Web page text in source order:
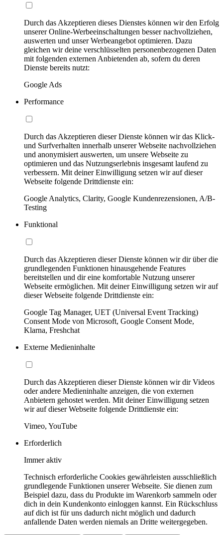
Durch das Akzeptieren dieses Dienstes können wir den Erfolg
unserer Online-Werbeeinschaltungen besser nachvollziehen,
auswerten und unser Werbeangebot optimieren. Dazu
gleichen wir deine verschlüsselten personenbezogenen Daten
mit folgenden externen Anbietenden ab, sofern du deren
Dienste bereits nutzt:
Google Ads
Performance
Durch das Akzeptieren dieser Dienste können wir das Klick-
und Surfverhalten innerhalb unserer Webseite nachvollziehen
und anonymisiert auswerten, um unsere Webseite zu
optimieren und das Nutzungserlebnis insgesamt laufend zu
verbessern. Mit deiner Einwilligung setzen wir auf dieser
Webseite folgende Drittdienste ein:
Google Analytics, Clarity, Google Kundenrezensionen, A/B-
Testing
Funktional
Durch das Akzeptieren dieser Dienste können wir dir über die
grundlegenden Funktionen hinausgehende Features
bereitstellen und dir eine komfortable Nutzung unserer
Webseite ermöglichen. Mit deiner Einwilligung setzen wir auf
dieser Webseite folgende Drittdienste ein:
Google Tag Manager, UET (Universal Event Tracking)
Consent Mode von Microsoft, Google Consent Mode,
Klarna, Freshchat
Externe Medieninhalte
Durch das Akzeptieren dieser Dienste können wir dir Videos
oder andere Medieninhalte anzeigen, die von externen
Anbietern gehostet werden. Mit deiner Einwilligung setzen
wir auf dieser Webseite folgende Drittdienste ein:
Vimeo, YouTube
Erforderlich
Immer aktiv
Technisch erforderliche Cookies gewährleisten ausschließlich
grundlegende Funktionen unserer Webseite. Sie dienen zum
Beispiel dazu, dass du Produkte im Warenkorb sammeln oder
dich in dein Kundenkonto einloggen kannst. Ein Rückschluss
auf dich ist für uns dadurch nicht möglich und dadurch
anfallende Daten werden niemals an Dritte weitergegeben.